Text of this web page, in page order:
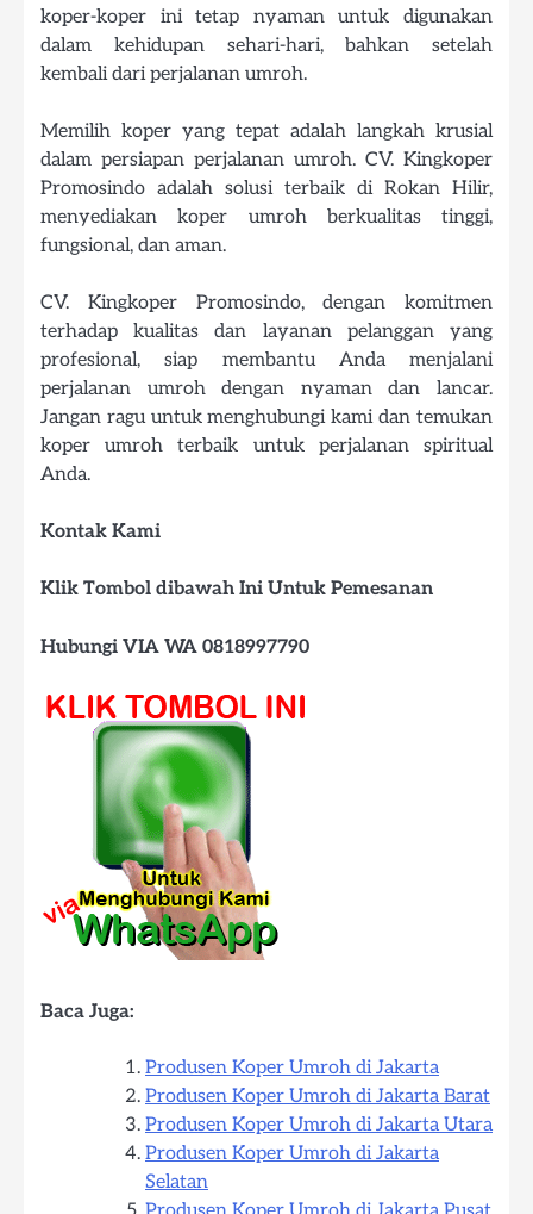
koper-koper ini tetap nyaman untuk digunakan
dalam kehidupan sehari-hari, bahkan setelah
kembali dari perjalanan umroh.
Memilih koper yang tepat adalah langkah krusial
dalam persiapan perjalanan umroh. CV. Kingkoper
Promosindo adalah solusi terbaik di Rokan Hilir,
menyediakan koper umroh berkualitas tinggi,
fungsional, dan aman.
CV. Kingkoper Promosindo, dengan komitmen
terhadap kualitas dan layanan pelanggan yang
profesional, siap membantu Anda menjalani
perjalanan umroh dengan nyaman dan lancar.
Jangan ragu untuk menghubungi kami dan temukan
koper umroh terbaik untuk perjalanan spiritual
Anda.
Kontak Kami
Klik Tombol dibawah Ini Untuk Pemesanan
Hubungi VIA WA 0818997790
Baca Juga:
Produsen Koper Umroh di Jakarta
Produsen Koper Umroh di Jakarta Barat
Produsen Koper Umroh di Jakarta Utara
Produsen Koper Umroh di Jakarta
Selatan